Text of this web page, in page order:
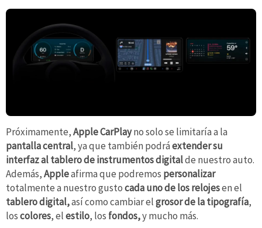
Próximamente,Apple CarPlayno solo se limitaría a la
pantalla central, ya que también podráextender su
interfaz al tablero de instrumentos digitalde nuestro auto.
Además,Appleafirma que podremos personalizar
totalmente a nuestro gustocada uno de los relojesen el
tablero digital,así como cambiar elgrosor de la tipografía,
loscolores, elestilo, los fondos,y mucho más.